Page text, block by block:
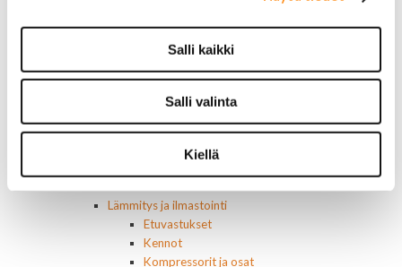
Salli kaikki
Salli valinta
Kiellä
Sivuvalot ja markerit
Polttimot
Lasinnostin- ja keskuslukon moottorit
Laturit ja laturin osat
Lämmitys ja ilmastointi
Etuvastukset
Kennot
Kompressorit ja osat